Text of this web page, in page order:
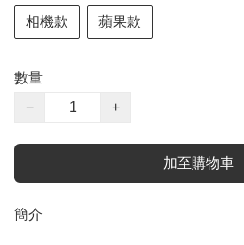
相機款 蘋果款
數量
−
+
加至購物車
簡介